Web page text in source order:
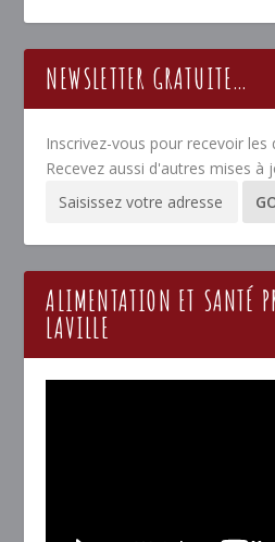
NEWSLETTER GRATUITE…
Inscrivez-vous pour recevoir les
Recevez aussi d'autres mises à
ALIMENTATION ET SANTÉ
LAVILLE